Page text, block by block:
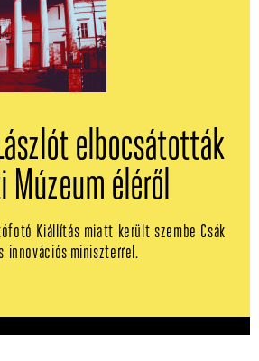
elbocsátották
Múzeum éléről
Kiállítás miatt került szembe Csák
innovációs miniszterrel.